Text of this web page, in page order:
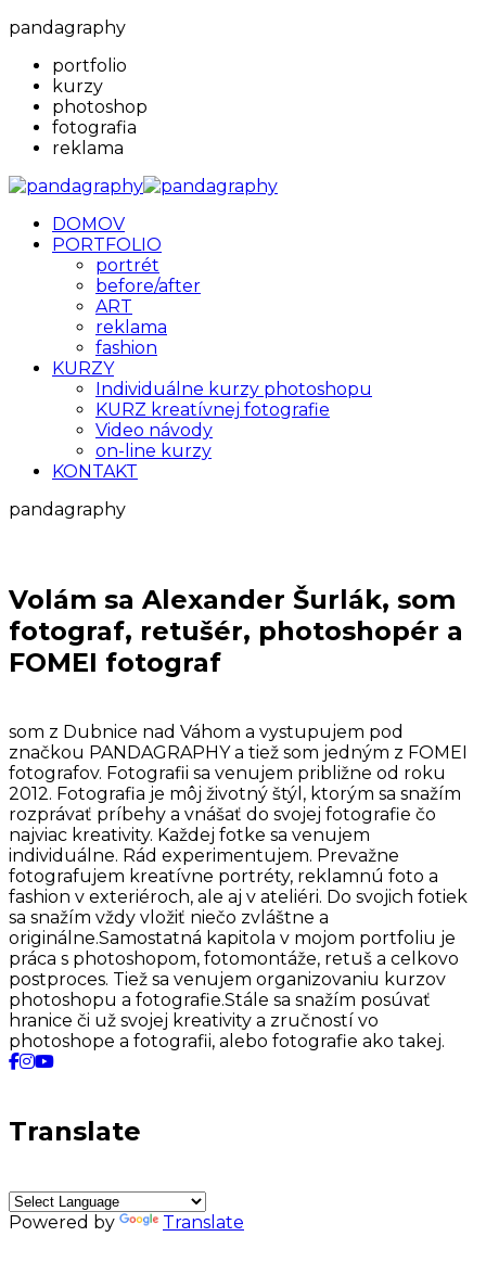
pandagraphy
portfolio
kurzy
photoshop
fotografia
reklama
DOMOV
PORTFOLIO
portrét
before/after
ART
reklama
fashion
KURZY
Individuálne kurzy photoshopu
KURZ kreatívnej fotografie
Video návody
on-line kurzy
KONTAKT
pandagraphy
Volám sa Alexander Šurlák, som
fotograf, retušér, photoshopér a
FOMEI fotograf
som z Dubnice nad Váhom a vystupujem pod
značkou PANDAGRAPHY a tiež som jedným z FOMEI
fotografov. Fotografii sa venujem približne od roku
2012. Fotografia je môj životný štýl, ktorým sa snažím
rozprávať príbehy a vnášať do svojej fotografie čo
najviac kreativity. Každej fotke sa venujem
individuálne. Rád experimentujem. Prevažne
fotografujem kreatívne portréty, reklamnú foto a
fashion v exteriéroch, ale aj v ateliéri. Do svojich fotiek
sa snažím vždy vložiť niečo zvláštne a
originálne.Samostatná kapitola v mojom portfoliu je
práca s photoshopom, fotomontáže, retuš a celkovo
postproces. Tiež sa venujem organizovaniu kurzov
photoshopu a fotografie.Stále sa snažím posúvať
hranice či už svojej kreativity a zručností vo
photoshope a fotografii, alebo fotografie ako takej.
Translate
Powered by Translate